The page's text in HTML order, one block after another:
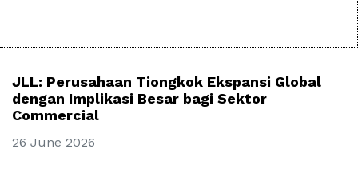
JLL: Perusahaan Tiongkok Ekspansi Global
dengan Implikasi Besar bagi Sektor
Commercial
26 June 2026